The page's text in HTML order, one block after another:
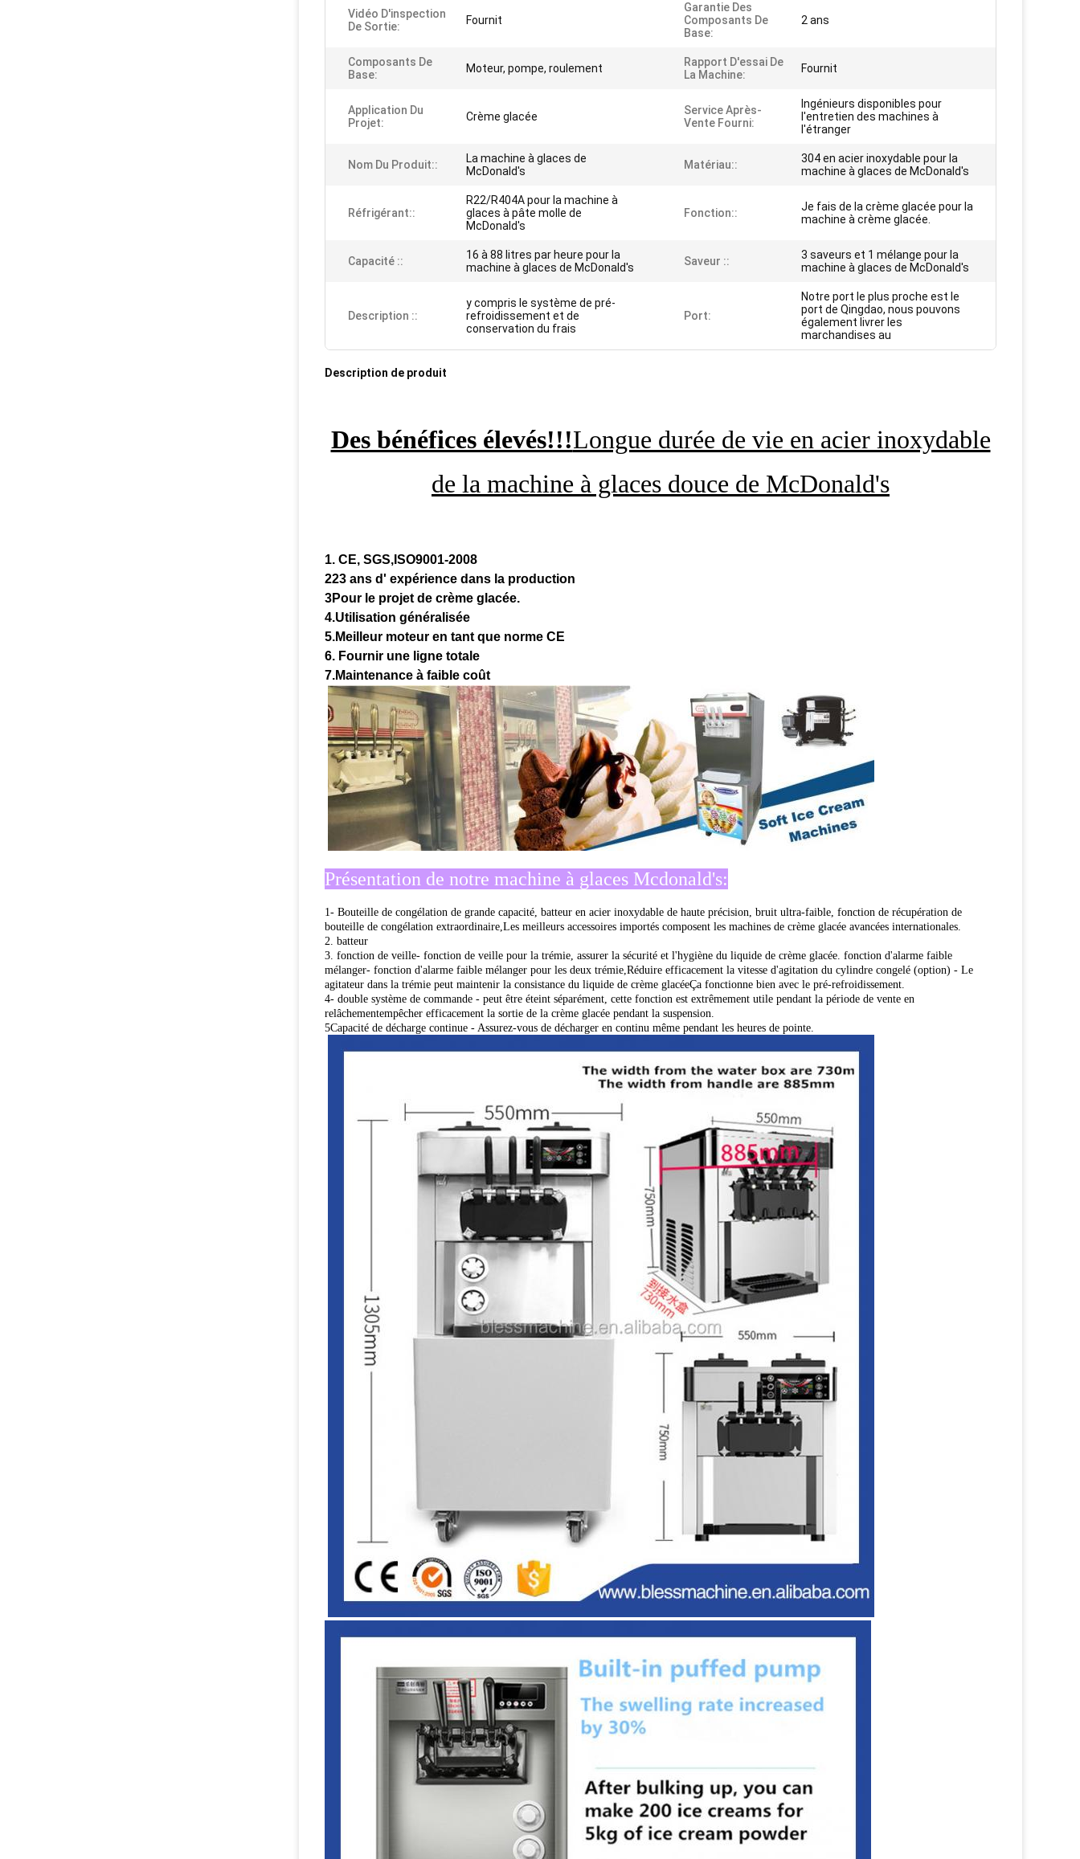
Vidéo D'inspection
De Sortie:
Fournit
Garantie Des
Composants De
Base:
2 ans
Composants De
Base:
Moteur, pompe, roulement
Rapport D'essai De
La Machine:
Fournit
Application Du
Projet:
Crème glacée
Service Après-
Vente Fourni:
Ingénieurs disponibles pour
l'entretien des machines à
l'étranger
Nom Du Produit::
La machine à glaces de
McDonald's
Matériau::
304 en acier inoxydable pour la
machine à glaces de McDonald's
Réfrigérant::
R22/R404A pour la machine à
glaces à pâte molle de
McDonald's
Fonction::
Je fais de la crème glacée pour la
machine à crème glacée.
Capacité ::
16 à 88 litres par heure pour la
machine à glaces de McDonald's
Saveur ::
3 saveurs et 1 mélange pour la
machine à glaces de McDonald's
Description ::
y compris le système de pré-
refroidissement et de
conservation du frais
Port:
Notre port le plus proche est le
port de Qingdao, nous pouvons
également livrer les
marchandises au
Description de produit
Des bénéfices élevés!!!Longue durée de vie en acier inoxydable
de la machine à glaces douce de McDonald's
1. CE, SGS,ISO9001-2008
223 ans d' expérience dans la production
3Pour le projet de crème glacée.
4.Utilisation généralisée
5.Meilleur moteur en tant que norme CE
6. Fournir une ligne totale
7.Maintenance à faible coût
Présentation de notre machine à glaces Mcdonald's:
1- Bouteille de congélation de grande capacité, batteur en acier inoxydable de haute précision, bruit ultra-faible, fonction de récupération de
bouteille de congélation extraordinaire,Les meilleurs accessoires importés composent les machines de crème glacée avancées internationales.
2. batteur
3. fonction de veille- fonction de veille pour la trémie, assurer la sécurité et l'hygiène du liquide de crème glacée. fonction d'alarme faible
mélanger- fonction d'alarme faible mélanger pour les deux trémie,Réduire efficacement la vitesse d'agitation du cylindre congelé (option) - Le
agitateur dans la trémie peut maintenir la consistance du liquide de crème glacéeÇa fonctionne bien avec le pré-refroidissement.
4- double système de commande - peut être éteint séparément, cette fonction est extrêmement utile pendant la période de vente en
relâchementempêcher efficacement la sortie de la crème glacée pendant la suspension.
5Capacité de décharge continue - Assurez-vous de décharger en continu même pendant les heures de pointe.